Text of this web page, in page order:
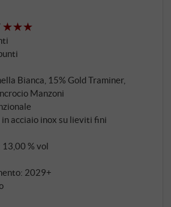
una mutazione scoperta per
e unica in Italia.
Bianca, 15% Gold Traminer,
Manzoni
acciaio inox su lieviti fini
% vol
2029+